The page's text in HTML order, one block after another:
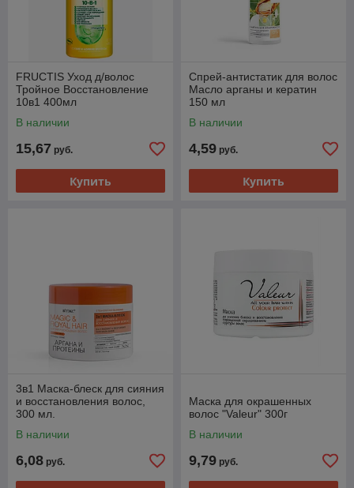
FRUCTIS Уход д/волос
Тройное Восстановление
10в1 400мл
В наличии
15,67 руб.
Купить
Спрей-антистатик для волос
Масло арганы и кератин
150 мл
В наличии
4,59 руб.
Купить
3в1 Маска-блеск для сияния
и восстановления волос,
300 мл.
В наличии
6,08 руб.
Маска для окрашенных
волос "Valeur" 300г
В наличии
9,79 руб.